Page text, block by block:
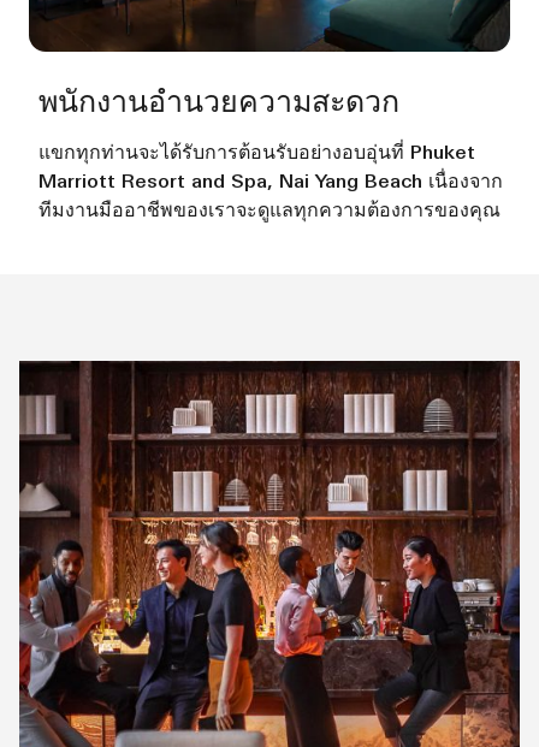
พนักงานอำนวยความสะดวก
แขกทุกท่านจะได้รับการต้อนรับอย่างอบอุ่นที่ Phuket
Marriott Resort and Spa, Nai Yang Beach เนื่องจาก
ทีมงานมืออาชีพของเราจะดูแลทุกความต้องการของคุณ